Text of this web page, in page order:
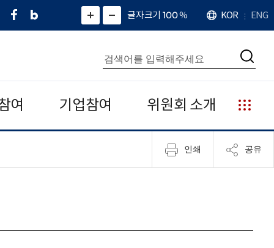
페
네
그
)
화
면
면
소
확
대
치
글자크기 100%
언
어
KOR ENG
통
합
검
색
검
여 기업참여 위원회 소개
누
리
집
안
인쇄 공유